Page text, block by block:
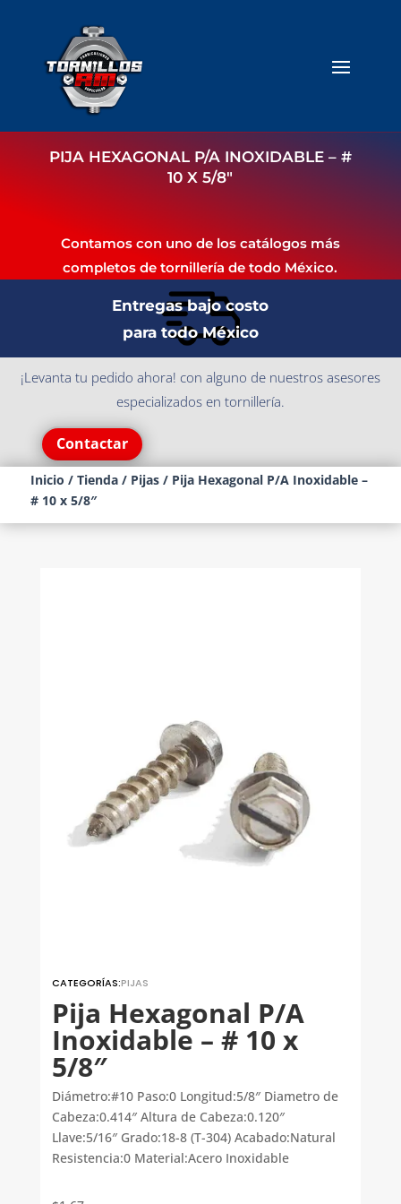
PIJA HEXAGONAL P/A INOXIDABLE – #
10 X 5/8″
Contamos con uno de los catálogos más
completos de tornillería de todo México.
Entregas bajo costo
para todo México
¡Levanta tu pedido ahora! con alguno de nuestros asesores
especializados en tornillería.
Contactar
Inicio / Tienda/ Pijas/ Pija Hexagonal P/A Inoxidable –
# 10 x 5/8″
CATEGORÍAS:PIJAS
Pija Hexagonal P/A
Inoxidable – # 10 x
5/8″
Diámetro:#10 Paso:0 Longitud:5/8″ Diametro de
Cabeza:0.414″ Altura de Cabeza:0.120″
Llave:5/16″ Grado:18-8 (T-304) Acabado:Natural
Resistencia:0 Material:Acero Inoxidable